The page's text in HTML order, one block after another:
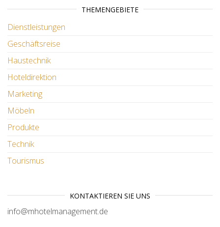
THEMENGEBIETE
Dienstleistungen
Geschäftsreise
Haustechnik
Hoteldirektion
Marketing
Möbeln
Produkte
Technik
Tourismus
KONTAKTIEREN SIE UNS
info@mhotelmanagement.de